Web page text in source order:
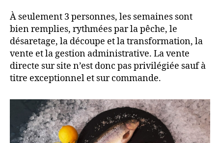
À seulement 3 personnes, les semaines sont
bien remplies, rythmées par la pêche, le
désaretage, la découpe et la transformation, la
vente et la gestion administrative. La vente
directe sur site n’est donc pas privilégiée sauf à
titre exceptionnel et sur commande.